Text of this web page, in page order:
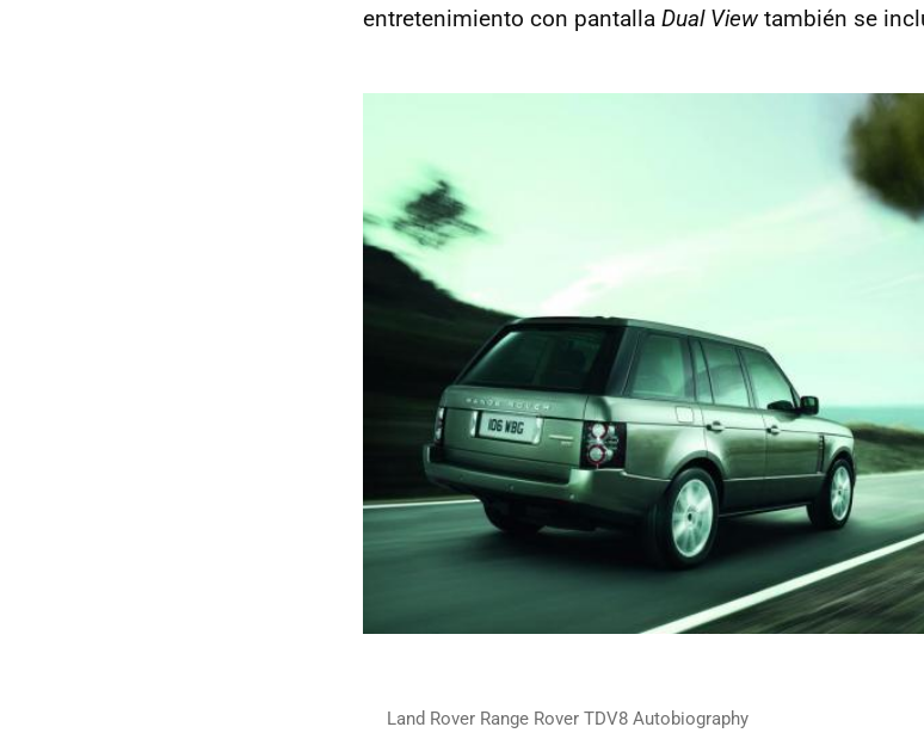
entretenimiento con pantalla Dual View también se
Land Rover Range Rover TDV8 Autobiography